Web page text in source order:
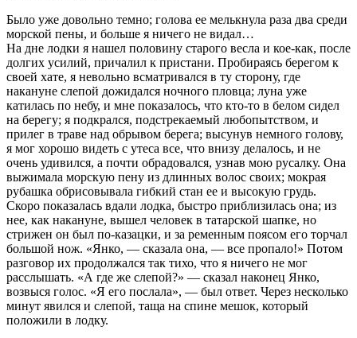
Было уже довольно темно; голова ее мелькнула раза два среди
морской пены, и больше я ничего не видал…
На дне лодки я нашел половину старого весла и кое-как, после
долгих усилий, причалил к пристани. Пробираясь берегом к
своей хате, я невольно всматривался в ту сторону, где
накануне слепой дожидался ночного пловца; луна уже
катилась по небу, и мне показалось, что кто-то в белом сидел
на берегу; я подкрался, подстрекаемый любопытством, и
прилег в траве над обрывом берега; высунув немного голову,
я мог хорошо видеть с утеса все, что внизу делалось, и не
очень удивился, а почти обрадовался, узнав мою русалку. Она
выжимала морскую пену из длинных волос своих; мокрая
рубашка обрисовывала гибкий стан ее и высокую грудь.
Скоро показалась вдали лодка, быстро приблизилась она; из
нее, как накануне, вышел человек в татарской шапке, но
стрижен он был по-казацки, и за ременным поясом его торчал
большой нож. «Янко, — сказала она, — все пропало!» Потом
разговор их продолжался так тихо, что я ничего не мог
расслышать. «А где же слепой?» — сказал наконец Янко,
возвыся голос. «Я его послала», — был ответ. Через несколько
минут явился и слепой, таща на спине мешок, который
положили в лодку.